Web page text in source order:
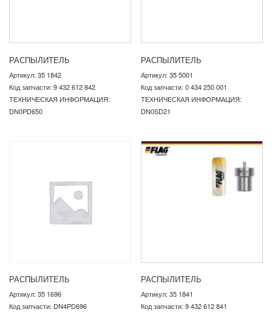
РАСПЫЛИТЕЛЬ
Артикул: 35 1842
Код запчасти: 9 432 612 842
ТЕХНИЧЕСКАЯ ИНФОРМАЦИЯ:
DN0PD650
РАСПЫЛИТЕЛЬ
Артикул: 35 5001
Код запчасти: 0 434 250 001
ТЕХНИЧЕСКАЯ ИНФОРМАЦИЯ:
DN0SD21
РАСПЫЛИТЕЛЬ
Артикул: 35 1696
Код запчасти: DN4PD696
РАСПЫЛИТЕЛЬ
Артикул: 35 1841
Код запчасти: 9 432 612 841